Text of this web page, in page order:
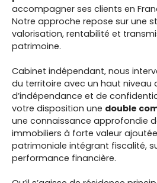
Depuis 2007, Activ Patrimonia
patrimonialeettransaction
accompagner ses clients en
Notre approche repose sur une
patrimoine.
Cabinet indépendant, nous
du territoire avec un haut niveau
d’indépendance et de
votre disposition unedouble
une connaissance approfondie
immobiliers à forte valeur ajoutée